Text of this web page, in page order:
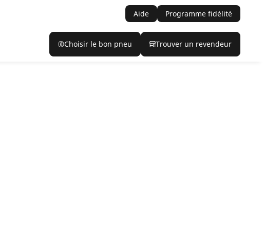
Aide Programme fidélité
Choisir le bon pneu Trouver un revendeur